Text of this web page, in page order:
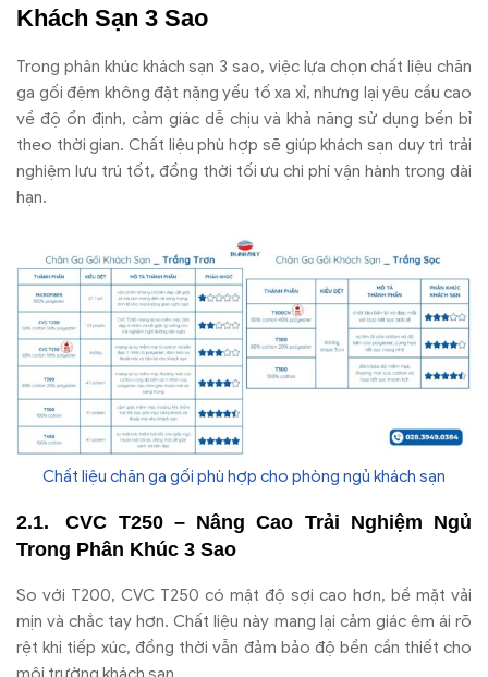
Khách Sạn 3 Sao
Trong phân khúc khách sạn 3 sao, việc lựa chọn chất liệu chăn
ga gối đệm không đặt nặng yếu tố xa xỉ, nhưng lại yêu cầu cao
về độ ổn định, cảm giác dễ chịu và khả năng sử dụng bền bỉ
theo thời gian. Chất liệu phù hợp sẽ giúp khách sạn duy trì trải
nghiệm lưu trú tốt, đồng thời tối ưu chi phí vận hành trong dài
hạn.
Chất liệu chăn ga gối phù hợp cho phòng ngủ khách sạn
CVC T250 – Nâng Cao Trải Nghiệm Ngủ
Trong Phân Khúc 3 Sao
So với T200, CVC T250 có mật độ sợi cao hơn, bề mặt vải
mịn và chắc tay hơn. Chất liệu này mang lại cảm giác êm ái rõ
rệt khi tiếp xúc, đồng thời vẫn đảm bảo độ bền cần thiết cho